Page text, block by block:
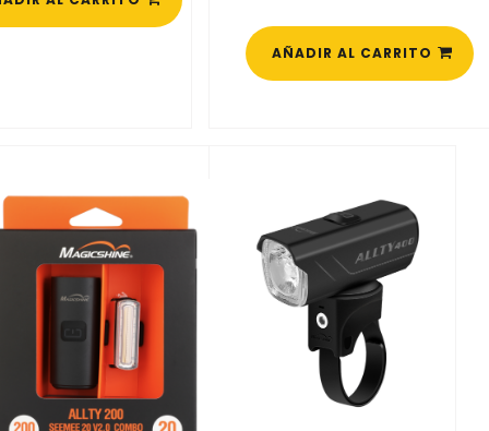
AÑADIR AL CARRITO